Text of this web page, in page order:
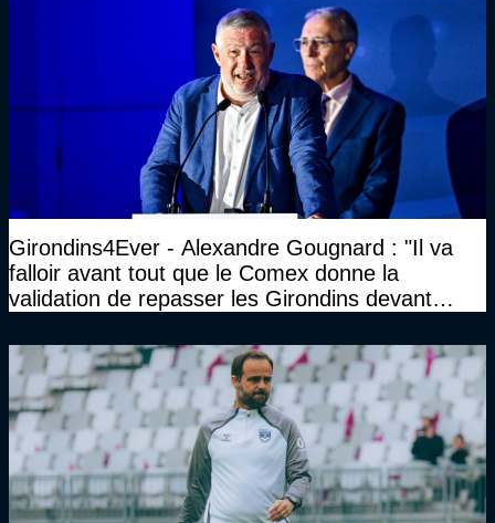
Girondins4Ever - Alexandre Gougnard : "Il va
falloir avant tout que le Comex donne la
validation de repasser les Girondins devant